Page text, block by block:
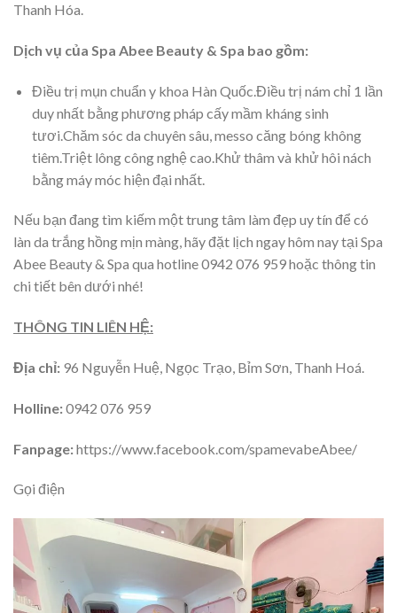
Thanh Hóa.
Dịch vụ của Spa Abee Beauty & Spa bao gồm:
Điều trị mụn chuẩn y khoa Hàn Quốc.Điều trị nám chỉ 1 lần
duy nhất bằng phương pháp cấy mầm kháng sinh
tươi.Chăm sóc da chuyên sâu, messo căng bóng không
tiêm.Triệt lông công nghệ cao.Khử thâm và khử hôi nách
bằng máy móc hiện đại nhất.
Nếu bạn đang tìm kiếm một trung tâm làm đẹp uy tín để có
làn da trắng hồng mịn màng, hãy đặt lịch ngay hôm nay tại Spa
Abee Beauty & Spa qua hotline 0942 076 959 hoặc thông tin
chi tiết bên dưới nhé!
THÔNG TIN LIÊN HỆ:
Địa chỉ: 96 Nguyễn Huệ, Ngọc Trạo, Bỉm Sơn, Thanh Hoá.
Holline:0942 076 959
Fanpage:https://www.facebook.com/spamevabeAbee/
Gọi điện